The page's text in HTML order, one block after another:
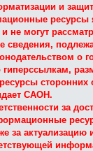
и
не могут
сведения,
о
гиперссылкам,
сторонних
САОН.
за
за актуализацию